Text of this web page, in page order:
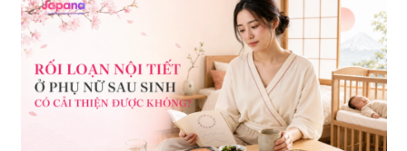
Mặt Nạ Nichiei Bussan Nano
NMN+ 3D Face Mask Luxury (8
miếng)
0
1.890.000 đ
Viên uống bổ não Ribeto Shoji
Ichoha Ekisu Plus - 90 viên
|57.920
1.450.000 đ